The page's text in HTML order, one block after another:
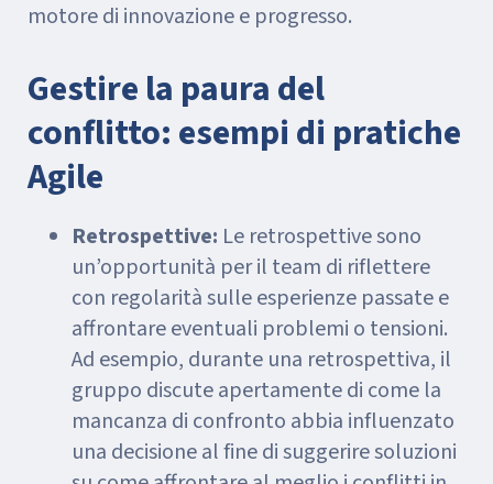
motore di innovazione e progresso.
Gestire la paura del
conflitto: esempi di pratiche
Agile
Retrospettive: Le retrospettive sono
un’opportunità per il team di riflettere
con regolarità sulle esperienze passate e
affrontare eventuali problemi o tensioni.
Ad esempio, durante una retrospettiva, il
gruppo discute apertamente di come la
mancanza di confronto abbia influenzato
una decisione al fine di suggerire soluzioni